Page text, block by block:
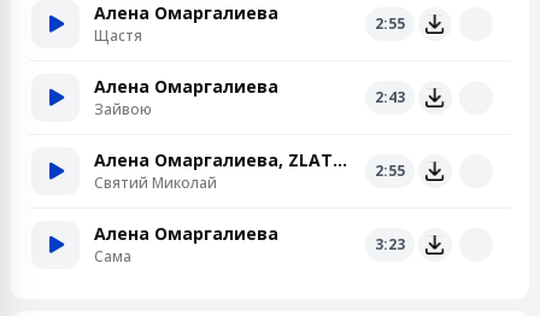
Алена Омаргалиева
Щастя
2:55
Алена Омаргалиева
Зайвою
2:43
Алена Омаргалиева, ZLATA OGNEVICH, Анна Трінчер, POSITIFF, DEMCHUK, ENLEO
Святий Миколай
2:55
Алена Омаргалиева
Сама
3:23